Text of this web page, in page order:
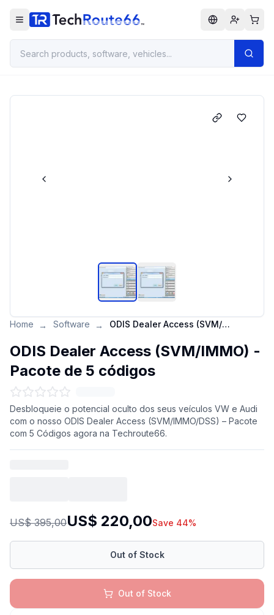
Home → Software → ODIS Dealer Access (SVM/IMMO) - Pacote de 5 códigos
ODIS Dealer Access (SVM/IMMO) -
Pacote de 5 códigos
Desbloqueie o potencial oculto dos seus veículos VW e Audi
com o nosso ODIS Dealer Access (SVM/IMMO/DSS) – Pacote
com 5 Códigos agora na Techroute66.
US$ 395,00US$ 220,00Save 44%
Out of Stock
Out of Stock